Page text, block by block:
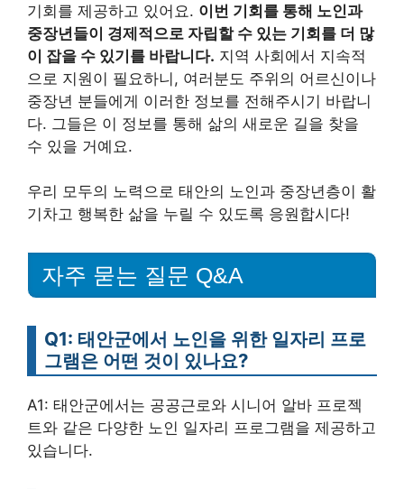
기회를 제공하고 있어요. 이번 기회를 통해 노인과
중장년들이 경제적으로 자립할 수 있는 기회를 더 많
이 잡을 수 있기를 바랍니다. 지역 사회에서 지속적
으로 지원이 필요하니, 여러분도 주위의 어르신이나
중장년 분들에게 이러한 정보를 전해주시기 바랍니
다. 그들은 이 정보를 통해 삶의 새로운 길을 찾을
수 있을 거예요.
우리 모두의 노력으로 태안의 노인과 중장년층이 활
기차고 행복한 삶을 누릴 수 있도록 응원합시다!
자주 묻는 질문 Q&A
Q1: 태안군에서 노인을 위한 일자리 프로
그램은 어떤 것이 있나요?
A1: 태안군에서는 공공근로와 시니어 알바 프로젝
트와 같은 다양한 노인 일자리 프로그램을 제공하고
있습니다.